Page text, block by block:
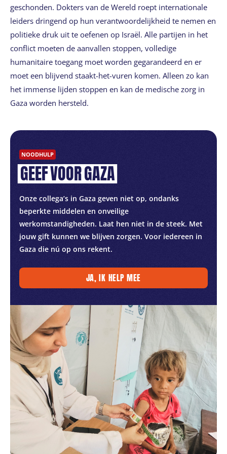
geschonden. Dokters van de Wereld roept internationale
leiders dringend op hun verantwoordelijkheid te nemen en
politieke druk uit te oefenen op Israël. Alle partijen in het
conflict moeten de aanvallen stoppen, volledige
humanitaire toegang moet worden gegarandeerd en er
moet een blijvend staakt-het-vuren komen. Alleen zo kan
het immense lijden stoppen en kan de medische zorg in
Gaza worden hersteld.
NOODHULP
GEEFVOORGAZA
Onze collega’s in Gaza geven niet op, ondanks
beperkte middelen en onveilige
werkomstandigheden. Laat hen niet in de steek. Met
jouw gift kunnen we blijven zorgen. Voor iedereen in
Gaza die nú op ons rekent.
JA, IK HELP MEE